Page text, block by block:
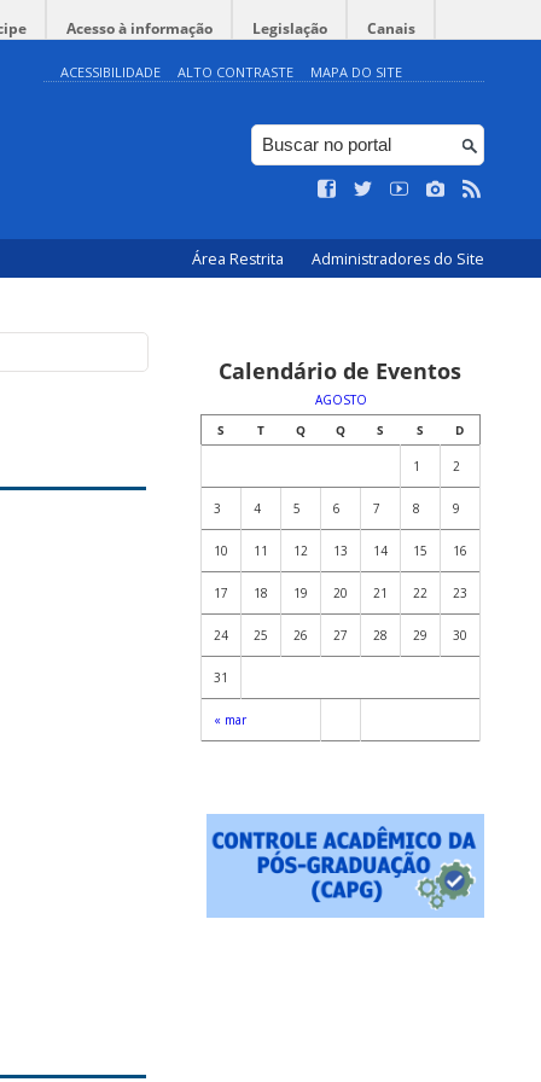
Acesso à informação Legislação Canais
ACESSIBILIDADE ALTO CONTRASTE MAPA DO SITE
Área Restrita Administradores do Site
Calendário de Eventos
AGOSTO
S
T Q Q S S D
« mar
1 2
3 4 5 6 7 8 9
10 11 12 13 14 15 16
17 18 19 20 21 22 23
24 25 26 27 28 29 30
31